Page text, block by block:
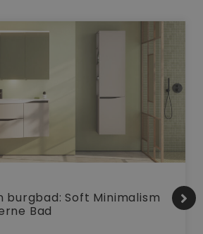
burgbad: Soft Minimalism
Bad